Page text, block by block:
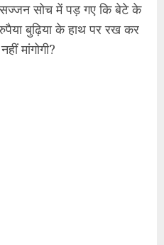
सोच में पड़ गए कि बेटे के
बुढ़िया के हाथ पर रख कर
मांगोगी?